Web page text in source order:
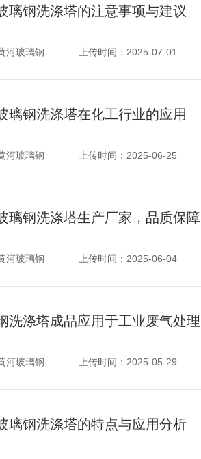
璃钢洗涤塔的注意事项与建议
河玻璃钢 上传时间： 2025-07-01
璃钢洗涤塔在化工行业的应用
河玻璃钢 上传时间： 2025-06-25
璃钢洗涤塔生产厂家，品质保障
河玻璃钢 上传时间： 2025-06-04
洗涤塔成品应用于工业废气处理
河玻璃钢 上传时间： 2025-05-29
璃钢洗涤塔的特点与应用分析